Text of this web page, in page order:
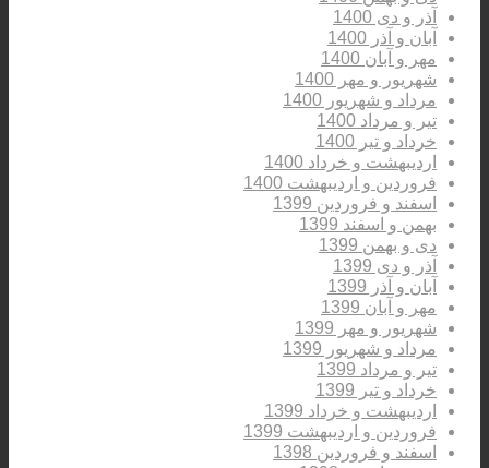
آذر و دی 1400
آبان و آذر 1400
مهر و آبان 1400
شهریور و مهر 1400
مرداد و شهریور 1400
تیر و مرداد 1400
خرداد و تیر 1400
اردیبهشت و خرداد 1400
فروردین و اردیبهشت 1400
اسفند و فروردین 1399
بهمن و اسفند 1399
دی و بهمن 1399
آذر و دی 1399
آبان و آذر 1399
مهر و آبان 1399
شهریور و مهر 1399
مرداد و شهریور 1399
تیر و مرداد 1399
خرداد و تیر 1399
اردیبهشت و خرداد 1399
فروردین و اردیبهشت 1399
اسفند و فروردین 1398